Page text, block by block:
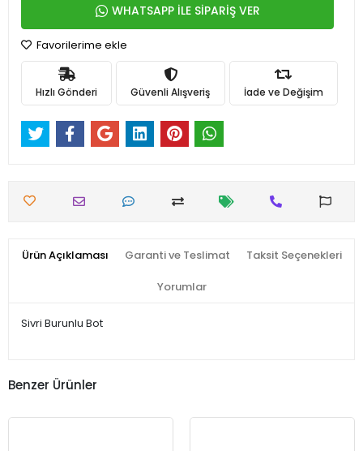
WHATSAPP İLE SİPARİŞ VER
Favorilerime ekle
Hızlı Gönderi Güvenli Alışveriş İade ve Değişim
Ürün Açıklaması Garanti ve Teslimat Taksit Seçenekleri
Yorumlar
Sivri Burunlu Bot
Benzer Ürünler